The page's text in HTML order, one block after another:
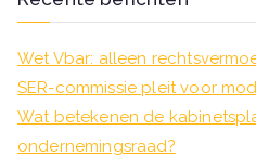
Wet Vbar: alleen
SER-commissie pleit voor
Wat betekenen de
ondernemingsraad?